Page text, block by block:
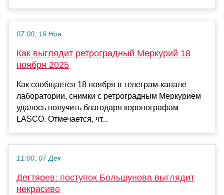
07:00, 19 Ноя
Как выглядит ретроградный Меркурий 18
ноября 2025
Как сообщается 18 ноября в телеграм-канале
лаборатории, снимки с ретроградным Меркурием
удалось получить благодаря коронографам
LASCO. Отмечается, чт...
11:00, 07 Дек
Дегтярев: поступок Большунова выглядит
некрасиво